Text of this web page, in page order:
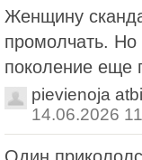
Женщину
промолчать.
поколение еще
pievienoja
14.06.2026